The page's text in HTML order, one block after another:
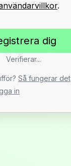
.
Verifierar...
Så fungerar det
in